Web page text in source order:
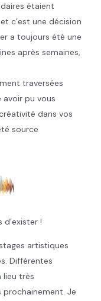
étaient
c’est une décision
a toujours été une
après semaines,
traversées
avoir pu vous
dans vos
source
!
artistiques
Différentes
lieu très
prochainement. Je